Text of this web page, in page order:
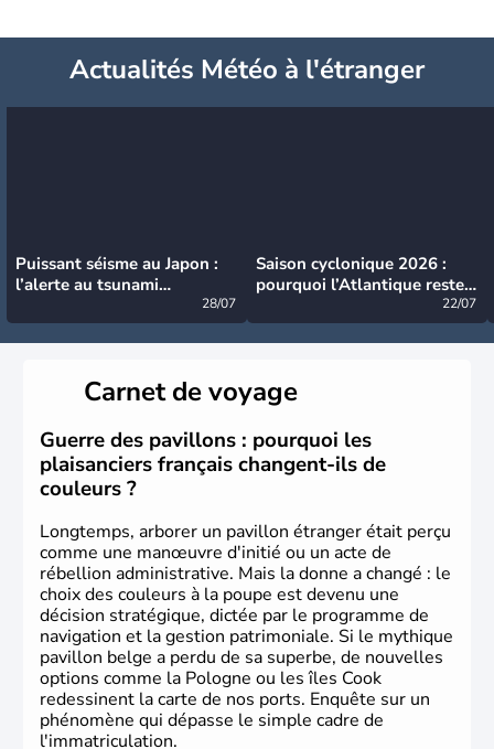
Actualités Météo à l'étranger
Puissant séisme au Japon :
l’alerte au tsunami
28/07
Saison cyclonique 2026 :
pourquoi l’Atlantique reste
22/07
Carnet de voyage
Guerre des pavillons : pourquoi les
plaisanciers français changent-ils de
couleurs ?
Longtemps, arborer un pavillon étranger était perçu
comme une manœuvre d'initié ou un acte de
rébellion administrative. Mais la donne a changé : le
choix des couleurs à la poupe est devenu une
décision stratégique, dictée par le programme de
navigation et la gestion patrimoniale. Si le mythique
pavillon belge a perdu de sa superbe, de nouvelles
options comme la Pologne ou les îles Cook
redessinent la carte de nos ports. Enquête sur un
phénomène qui dépasse le simple cadre de
l'immatriculation.